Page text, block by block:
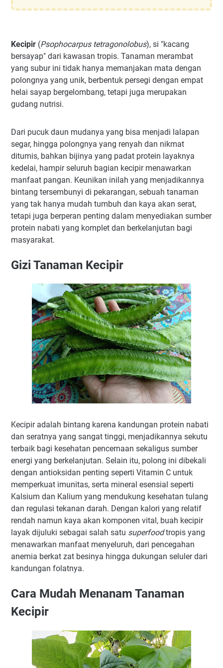
Kecipir (Psophocarpus tetragonolobus), si "kacang
bersayap" dari kawasan tropis. Tanaman merambat
yang subur ini tidak hanya memanjakan mata dengan
polongnya yang unik, berbentuk persegi dengan empat
helai sayap bergelombang, tetapi juga merupakan
gudang nutrisi.
Dari pucuk daun mudanya yang bisa menjadi lalapan
segar, hingga polongnya yang renyah dan nikmat
ditumis, bahkan bijinya yang padat protein layaknya
kedelai, hampir seluruh bagian kecipir menawarkan
manfaat pangan. Keunikan inilah yang menjadikannya
bintang tersembunyi di pekarangan, sebuah tanaman
yang tak hanya mudah tumbuh dan kaya akan serat,
tetapi juga berperan penting dalam menyediakan sumber
protein nabati yang komplet dan berkelanjutan bagi
masyarakat.
Gizi Tanaman Kecipir
Kecipir adalah bintang karena kandungan protein nabati
dan seratnya yang sangat tinggi, menjadikannya sekutu
terbaik bagi kesehatan pencernaan sekaligus sumber
energi yang berkelanjutan. Selain itu, polong ini dibekali
dengan antioksidan penting seperti Vitamin C untuk
memperkuat imunitas, serta mineral esensial seperti
Kalsium dan Kalium yang mendukung kesehatan tulang
dan regulasi tekanan darah. Dengan kalori yang relatif
rendah namun kaya akan komponen vital, buah kecipir
layak dijuluki sebagai salah satu superfoodtropis yang
menawarkan manfaat menyeluruh, dari pencegahan
anemia berkat zat besinya hingga dukungan seluler dari
kandungan folatnya.
Cara Mudah Menanam Tanaman
Kecipir